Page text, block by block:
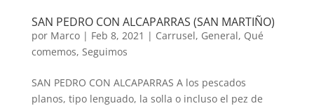
SAN PEDRO CON ALCAPARRAS (SAN MARTIÑO)
por Marco| Feb 8, 2021 | Carrusel, General, Qué
comemos, Seguimos
SAN PEDRO CON ALCAPARRAS A los pescados
planos, tipo lenguado, la solla o incluso el pez de